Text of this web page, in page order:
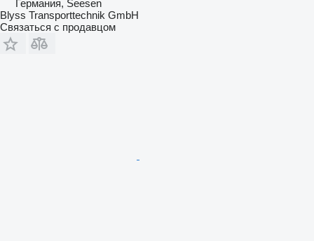
Германия, Seesen
Blyss Transporttechnik GmbH
Связаться с продавцом